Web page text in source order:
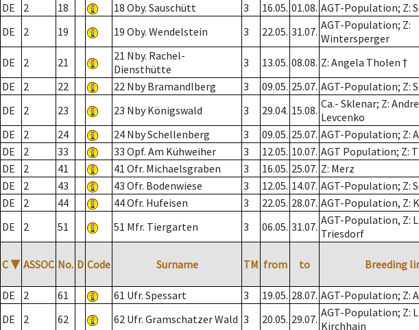
DE
2 18 18 Oby. Sauschütt 3 16.05. 01.08. AGT-Population; Z:
DE
2 19 19 Oby. Wendelstein 3 22.05. 31.07. AGT-Population; Z:
Wintersperger
DE 2 21
21 Nby. Rachel-
Diensthütte
3 13.05. 08.08. Z: Angela Tholen †
DE
2 22 22 Nby Bramandlberg 3 09.05. 25.07. AGT-Population; Z:
DE
2 23 23 Nby Königswald 3 29.04. 15.08. Ca.- Sklenar; Z:
Levcenko
DE
2 24 24 Nby Schellenberg 3 09.05. 25.07. AGT-Population; Z:
DE
2 33 33 Opf. Am Kühweiher 3 12.05. 10.07. AGT Population; Z:
DE
2 41 41 Ofr. Michaelsgraben 3 16.05. 25.07. Z: Merz
DE
2 43 43 Ofr. Bodenwiese 3 12.05. 14.07. AGT-Population; Z:
DE
2 44 44 Ofr. Hufeisen 3 22.05. 28.07. AGT-Population, Z:
DE
2 51 51 Mfr. Tiergarten 3 06.05. 31.07. AGT-Population, Z:
Triesdorf
C ▼ ASSOC No. D Code Surname TM from to Breeding
DE
2 61 61 Ufr. Spessart 3 19.05. 28.07. AGT-Population; Z:
DE
2 62 62 Ufr. Gramschatzer Wald 3 20.05. 29.07. AGT-Population; Z:
Kirchhain